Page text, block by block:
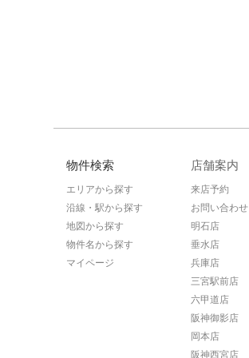
物件検索
エリアから探す
沿線・駅から探す
地図から探す
物件名から探す
マイページ
店舗案内
来店予約
お問い合わせ
明石店
垂水店
兵庫店
三宮駅前店
六甲道店
阪神御影店
岡本店
阪神西宮店